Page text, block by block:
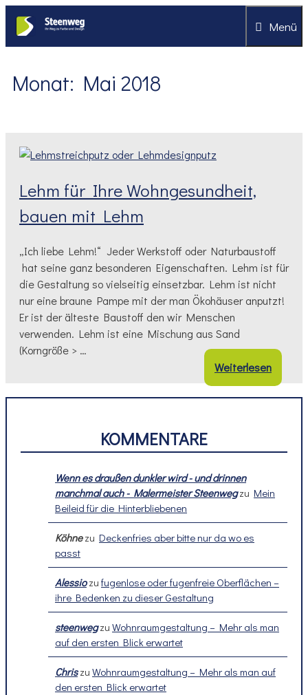
Inhalt
springen
Menü
Monat: Mai 2018
Lehm für Ihre Wohngesundheit,
bauen mit Lehm
„Ich liebe Lehm!“ Jeder Werkstoff oder Naturbaustoff
hat seine ganz besonderen Eigenschaften. Lehm ist für
die Gestaltung so vielseitig einsetzbar. Lehm ist nicht
nur eine braune Pampe mit der man Ökohäuser anputzt!
Er ist der älteste Baustoff den wir Menschen
verwenden. Lehm ist eine Mischung aus Sand
(Korngröße > …
Weiterlesen
KOMMENTARE
Wenn es draußen dunkler wird - und drinnen
manchmal auch - Malermeister Steenwegzu Mein
Beileid für die Hinterbliebenen
Köhnezu Deckenfries aber bitte nur da wo es
passt
Alessiozu fugenlose oder fugenfreie Oberflächen –
ihre Bedenken zu dieser Gestaltung
steenwegzu Wohnraumgestaltung – Mehr als man
auf den ersten Blick erwartet
Chriszu Wohnraumgestaltung – Mehr als man auf
den ersten Blick erwartet